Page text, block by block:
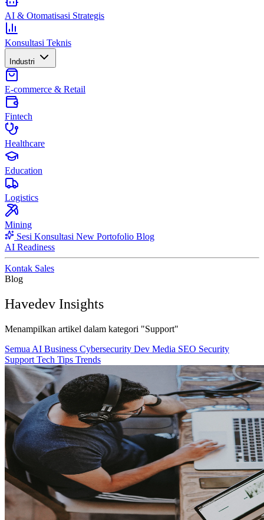
AI & Otomatisasi Strategis
Konsultasi Teknis
Industri
E-commerce & Retail
Fintech
Healthcare
Education
Logistics
Mining
Sesi Konsultasi New Portofolio Blog
AI Readiness
Kontak Sales
Blog
Havedev Insights
Menampilkan artikel dalam kategori "Support"
Semua AI Business Cybersecurity Dev Media SEO Security
Support Tech Tips Trends